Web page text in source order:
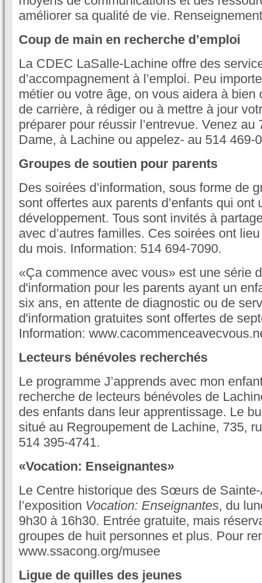
améliorer sa qualité de vie.
Coup de main en recherche d’emploi
La CDEC LaSalle-Lachine offre des
d’accompagnement à l’emploi. Peu
métier ou votre âge, on vous aidera à bien
de carrière, à rédiger ou à mettre à jour
préparer pour réussir l’entrevue. Venez au
Dame, à Lachine ou appelez- au 514 469-
Groupes de soutien pour parents
Des soirées d’information, sous forme de
sont offertes aux parents d’enfants qui ont
développement. Tous sont invités à
avec d’autres familles. Ces soirées ont
du mois. Information: 514 694-7090.
«Ça commence avec vous» est une série
d'information pour les parents ayant un
six ans, en attente de diagnostic ou de
d'information gratuites sont offertes de
Information:
Lecteurs bénévoles recherchés
Le programme J’apprends avec mon
recherche de lecteurs bénévoles de
des enfants dans leur apprentissage. Le
situé au Regroupement de Lachine, 735,
514 395-4741.
«Vocation: Enseignantes»
Le Centre historique des Sœurs de
l’exposition Vocation: Enseignantes, du
9h30 à 16h30. Entrée gratuite, mais
groupes de huit personnes et plus. Pour
www.ssacong.org/musee
Ligue de quilles des jeunes